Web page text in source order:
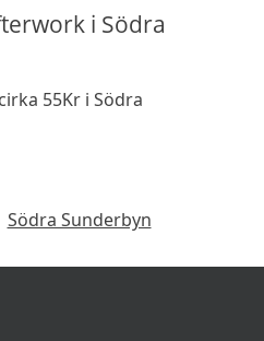
i Södra
55Kr i Södra
Södra Sunderbyn